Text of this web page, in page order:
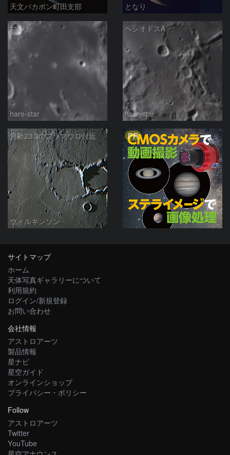
天文バカボン町田支部 となり
マルト
hare-star
ヘシオドスA
hare-star
月齢23.3のフラマウロ付近
ウィルキンソン
PR
サイトマップ
ホーム
天体写真ギャラリーについて
利用規約
ログイン/新規登録
お問い合わせ
会社情報
アストロアーツ
製品情報
星ナビ
星空ガイド
オンラインショップ
プライバシー・ポリシー
Follow
アストロアーツ
Twitter
YouTube